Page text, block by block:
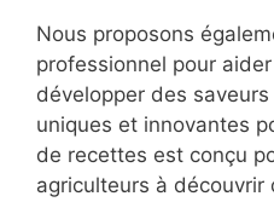
Nous proposons
professionnel pour
développer des
uniques et innovantes
de recettes est conçu
agriculteurs à